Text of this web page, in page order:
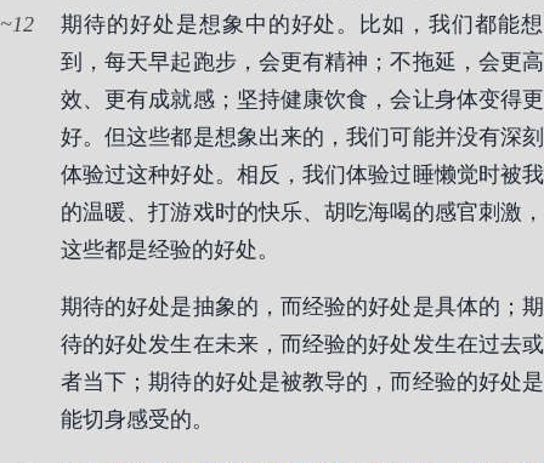
12
期待的好处是想象中的好处。比如，我们都能想
到，每天早起跑步，会更有精神；不拖延，会更高
效、更有成就感；坚持健康饮食，会让身体变得更
好。但这些都是想象出来的，我们可能并没有深刻
体验过这种好处。相反，我们体验过睡懒觉时被我
的温暖、打游戏时的快乐、胡吃海喝的感官刺激，
这些都是经验的好处。
期待的好处是抽象的，而经验的好处是具体的；期
待的好处发生在未来，而经验的好处发生在过去或
者当下；期待的好处是被教导的，而经验的好处是
能切身感受的。